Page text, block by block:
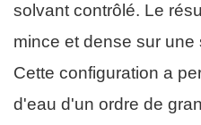
solvant contrôlé. Le
mince et dense sur
Cette configuration a
d'eau d'un ordre de